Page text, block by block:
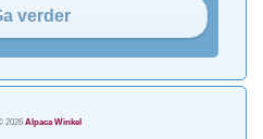
verder
2026 Alpaca Winkel